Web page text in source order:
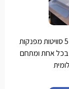
*ישנו מרחב מוגן בכל אחת מהסוויטות* מתחם ובו 5 סוויטות מפנקות
בכל אחת ומתחם